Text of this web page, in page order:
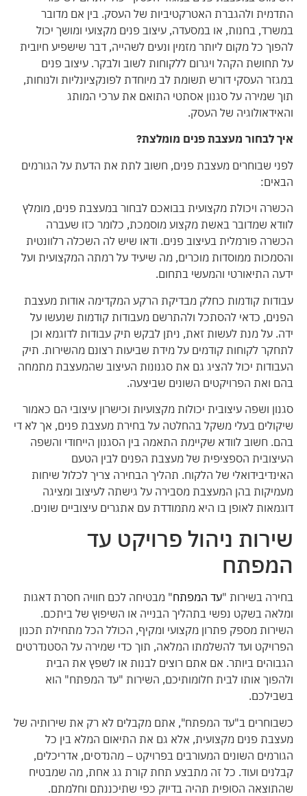
התדמית ולהגברת האטרקטיביות של העסק. בין אם מדובר
במשרד, בחנות, או במסעדה, עיצוב פנים מקצועי ומושך יכול
להפוך כל מקום ליותר מזמין ונעים לשהייה, דבר שישפיע חיובית
על תחושת הקהל ויגרום ללקוחות לשוב ולבקר. עיצוב פנים
במגזר העסקי דורש תשומת לב מיוחדת לפונקציונליות ולנוחות,
תוך שמירה על סגנון אסתטי התואם את ערכי המותג
והאידאולוגיה של העסק.
איך לבחור מעצבת פנים מומלצת?
לפני שבוחרים מעצבת פנים, חשוב לתת את הדעת על הגורמים
הבאים:
הכשרה ויכולת מקצועית בבואכם לבחור במעצבת פנים, מומלץ
לוודא שמדובר באשת מקצוע מוסמכת, כלומר כזו שעברה
הכשרה פורמלית בעיצוב פנים. ודאו שיש לה השכלה רלוונטית
והסמכות ממוסדות מוכרים, מה שיעיד על רמתה המקצועית ועל
ידעה התיאורטי והמעשי בתחום.
עבודות קודמות כחלק מבדיקת הרקע המקדימה אודות מעצבת
הפנים, כדאי להסתכל ולהתרשם מעבודות קודמות שנעשו על
ידה. על מנת לעשות זאת, ניתן לבקש תיק עבודות לדוגמא וכן
לתחקר לקוחות קודמים על מידת שביעות רצונם מהשירות. תיק
העבודות יכול להציג גם את סגנונות העיצוב שהמעצבת מתמחה
בהם ואת הפרויקטים השונים שביצעה.
סגנון ושפה עיצובית יכולות מקצועיות וכישרון עיצובי הם כאמור
שיקולים בעלי משקל בהחלטה על בחירת מעצבת פנים, אך לא די
בהם. חשוב לוודא שקיימת התאמה בין הסגנון הייחודי והשפה
העיצובית הספציפית של מעצבת הפנים לבין הטעם
האינדיבידואלי של הלקוח. תהליך הבחירה צריך לכלול שיחות
מעמיקות בהן המעצבת מסבירה על גישתה לעיצוב ומציגה
דוגמאות לאופן בו היא מתמודדת עם אתגרים עיצוביים שונים.
שירות ניהול פרויקט עד
המפתח
בחירה בשירות "עד המפתח" מבטיחה לכם חוויה חסרת דאגות
ומלאה בשקט נפשי בתהליך הבנייה או השיפוץ של ביתכם.
השירות מספק פתרון מקצועי ומקיף, הכולל הכל מתחילת תכנון
הפרויקט ועד להשלמתו המלאה, תוך כדי שמירה על הסטנדרטים
הגבוהים ביותר. אם אתם רוצים לבנות או לשפץ את הבית
ולהפוך אותו לבית חלומותיכם, השירות "עד המפתח" הוא
בשבילכם.
כשבוחרים ב"עד המפתח", אתם מקבלים לא רק את שירותיה של
מעצבת פנים מקצועית, אלא גם את התיאום המלא בין כל
הגורמים השונים המעורבים בפרויקט – מהנדסים, אדריכלים,
קבלנים ועוד. כל זה מתבצע תחת קורת גג אחת, מה שמבטיח
שהתוצאה הסופית תהיה בדיוק כפי שתיכננתם וחלמתם.